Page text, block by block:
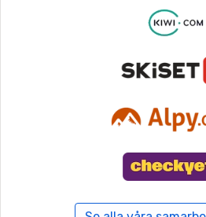
Champagny en Vanoise